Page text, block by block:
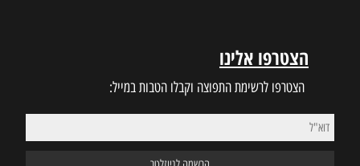
הצטרפו אלינו
הצטרפו לרשימת התפוצה וקבלו הטבות במייל: